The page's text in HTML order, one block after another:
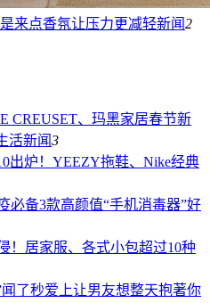
来点香氛让压力更减轻新闻2
CREUSET、玛黑家居春节新
活新闻3
出炉！YEEZY拖鞋、Nike经典
必备3款高颜值“手机消毒器”好
！居家服、各式小包超过10种
了秒爱上让男友想整天抱著你